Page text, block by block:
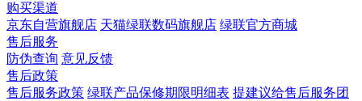
购买渠道
京东自营旗舰店 天猫绿联数码旗舰店 绿联官方商城
售后服务
防伪查询 意见反馈
售后政策
售后服务政策 绿联产品保修期限明细表 提建议给售后服务团